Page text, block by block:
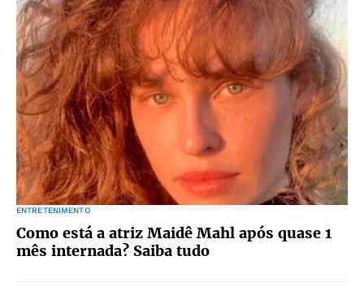
ENTRETENIMENTO
Como está a atriz Maidê Mahl após quase 1
mês internada? Saiba tudo